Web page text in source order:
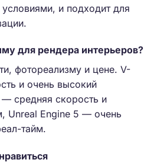
и подходит для
для рендера интерьеров?
фотореализму и цене. V-
и очень высокий
средняя скорость и
Unreal Engine 5 — очень
тайм.